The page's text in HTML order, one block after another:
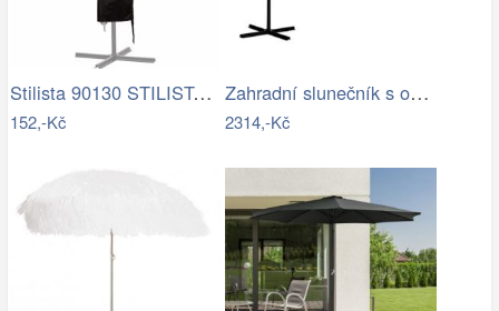
Stilista 90130 STILISTA Obal na 350 cm…
152,-Kč
Zahradní slunečník s obalem PL-881,…
2314,-Kč